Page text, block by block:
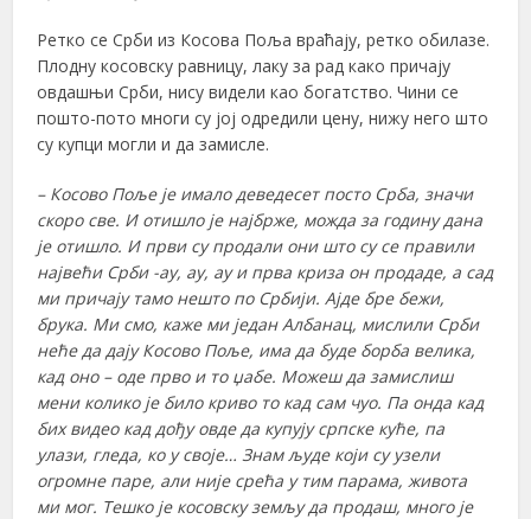
Ретко се Срби из Косова Поља враћају, ретко обилазе.
Плодну косовску равницу, лаку за рад како причају
овдашњи Срби, нису видели као богатство. Чини се
пошто-пото многи су јој одредили цену, нижу него што
су купци могли и да замисле.
– Косово Поље је имало деведесет посто Срба, значи
скоро све. И отишло је најбрже, можда за годину дана
је отишло. И први су продали они што су се правили
највећи Срби -ау, ау, ау и прва криза он продаде, а сад
ми причају тамо нешто по Србији. Ајде бре бежи,
брука. Ми смо, каже ми један Албанац, мислили Срби
неће да дају Косово Поље, има да буде борба велика,
кад оно – оде прво и то џабе. Можеш да замислиш
мени колико је било криво то кад сам чуо. Па онда кад
бих видео кад дођу овде да купују српске куће, па
улази, гледа, ко у своје… Знам људе који су узели
огромне паре, али није срећа у тим парама, живота
ми мог. Тешко је косовску земљу да продаш, много је